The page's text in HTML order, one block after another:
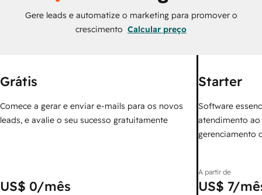
Gere leads e automatize o marketing para promover o
crescimento Calcular preço
Grátis
Comece a gerar e enviar e-mails para os novos
leads, e avalie o seu sucesso gratuitamente
US$ 0/mês
Starter
Software
atendimento
gerenciamento
A partir de
US$ 7/